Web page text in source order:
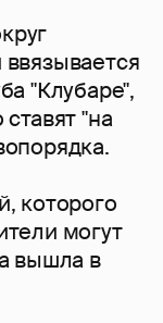
"Клубаре",
"на
которого
могут
вышла в